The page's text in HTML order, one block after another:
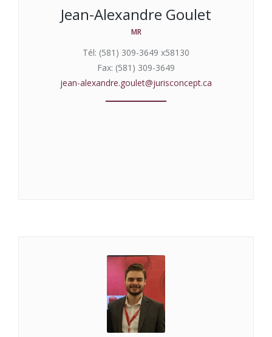
Jean-Alexandre Goulet
MR
Tél: (581) 309-3649 x58130
Fax: (581) 309-3649
jean-alexandre.goulet@jurisconcept.ca